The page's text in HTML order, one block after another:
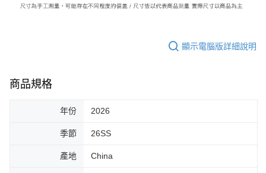
顯示電腦版詳細說明
商品規格
年份 2026
季節 26SS
產地 China